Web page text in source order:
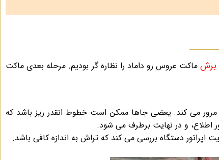
برشماکت عروس رو داماد را نظاره گر بودیم. مرحله بعدی ماکت
مرور می کند. یعضی جاها ممکن است خطوط انقدر ریز باشد که
اطلاع، و در نهایت برطرف می شود.